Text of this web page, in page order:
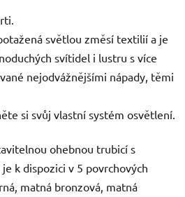
světlou změsí textilií a je
svítidel i lustru s více
nejodvážnějšími nápady, těmi
si svůj vlastní systém osvětlení.
ohebnou trubicí s
k dispozici v 5 povrchových
matná bronzová, matná